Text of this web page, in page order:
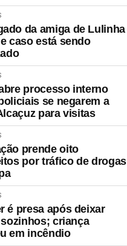
da amiga de Lulinha
caso está sendo
processo interno
se negarem a
para visitas
prende oito
por tráfico de drogas
é presa após deixar
criança
em incêndio